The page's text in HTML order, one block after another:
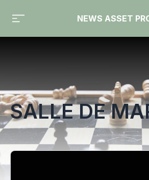
NEWS ASSET
Toute l'actualité sur le tag "salle de
SALLE DE